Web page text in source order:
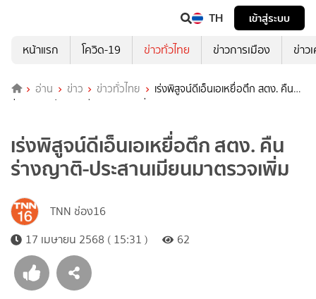
TH
เข้าสู่ระบบ
หน้าแรก
โควิด-19 ข่าวทั่วไทย ข่าวการเมือง ข่าว
อ่าน ข่าว ข่าวทั่วไทย
เร่งพิสูจน์ดีเอ็นเอเหยื่อตึก สตง. คืน
ร่างญาติ-ประสานเมียนมาตรวจเพิ่ม
เร่งพิสูจน์ดีเอ็นเอเหยื่อตึก สตง. คืน
ร่างญาติ-ประสานเมียนมาตรวจเพิ่ม
TNN ช่อง16
17 เมษายน 2568 ( 15:31 )
62